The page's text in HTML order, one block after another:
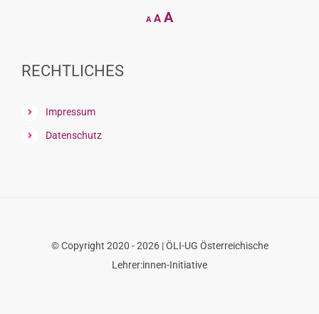
A
Decrease
font
A Reset
AIncrease
RECHTLICHES
Impressum
Datenschutz
© Copyright 2020 - 2026 | ÖLI-UG Österreichische
Lehrer:innen-Initiative